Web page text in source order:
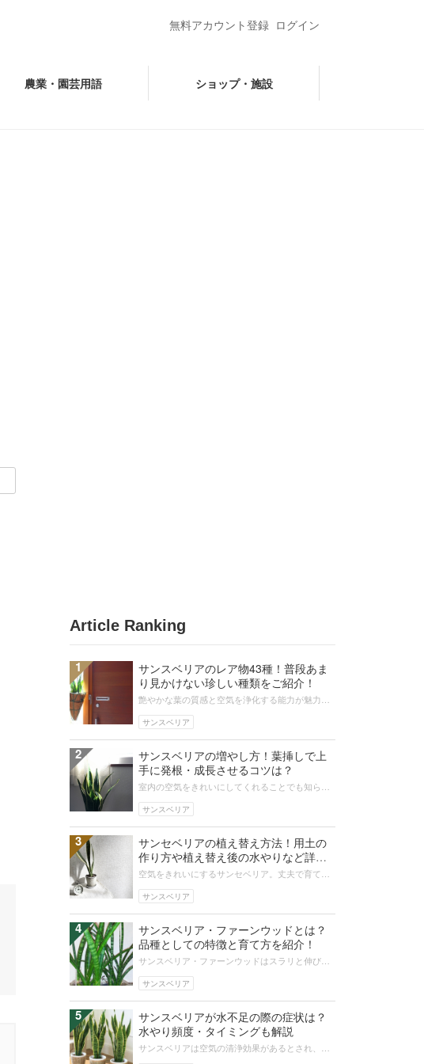
無料アカウント登録 ログイン
農業・園芸用語 ショップ・施設
Article Ranking
1
サンスベリア
サンスベリアのレア物43種！普段あま
り見かけない珍しい種類をご紹介！
艶やかな葉の質感と空気を浄化する能力が魅力の
して好まれています。実はアフリカや...
2
サンスベリア
サンスベリアの増やし方！葉挿しで上
手に発根・成長させるコツは？
室内の空気をきれいにしてくれることでも知られ
しで増やせることをご存知ですか？本...
3
サンスベリア
サンセベリアの植え替え方法！用土の
作り方や植え替え後の水やりなど詳し
く解説！
空気をきれいにするサンセベリア。丈夫で育てや
す。一方、成育が旺盛で、鉢で育てる場...
4
サンスベリア
サンスベリア・ファーンウッドとは？
品種としての特徴と育て方を紹介！
サンスベリア・ファーンウッドはスラリと伸びた
た乾燥に強く、空気清浄効果も高い...
5
サンスベリアが水不足の際の症状は？
水やり頻度・タイミングも解説
サンスベリアは空気の清浄効果があるとされ、と